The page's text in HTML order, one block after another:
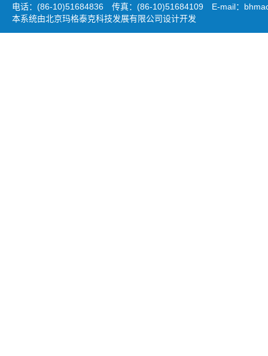
电话：(86-10)51684836 传真：(86-10)51684109 E-mail：
本系统由北京玛格泰克科技发展有限公司设计开发